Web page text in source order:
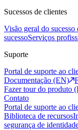
Sucessos de clientes
Visão geral do sucesso
sucessoServiços
Suporte
Portal de suporte ao
Documentação (EN)
Fazer tour do produto
Contato
Portal de suporte ao
Biblioteca de recursos
segurança de